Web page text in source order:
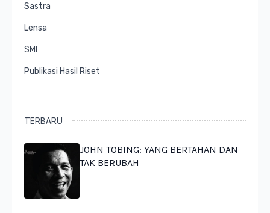
Sastra
Lensa
SMI
Publikasi Hasil Riset
TERBARU
JOHN TOBING: YANG BERTAHAN DAN
TAK BERUBAH